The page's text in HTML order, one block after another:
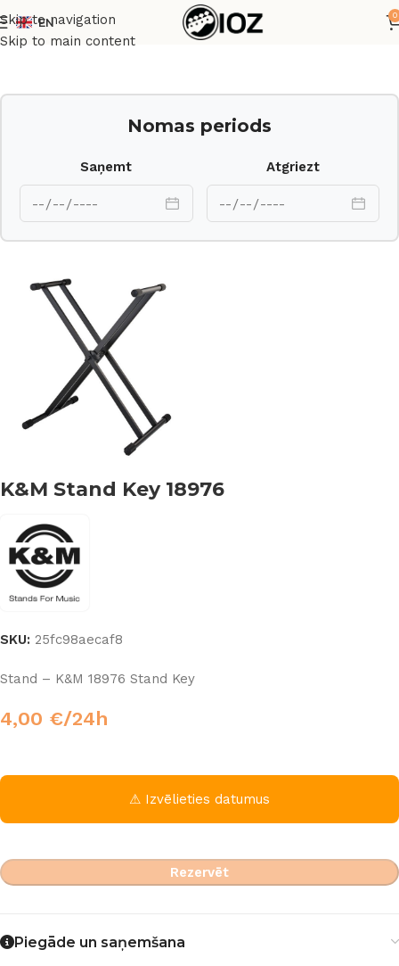
Skip to navigation
Skip to main content
EN
0
Sākums Statīvi
Nomas periods
Saņemt Atgriezt
K&M Stand Key 18976
SKU: 25fc98aecaf8
Stand – K&M 18976 Stand Key
4,00 €/24h
⚠ Izvēlieties datumus
Rezervēt
Piegāde un saņemšana